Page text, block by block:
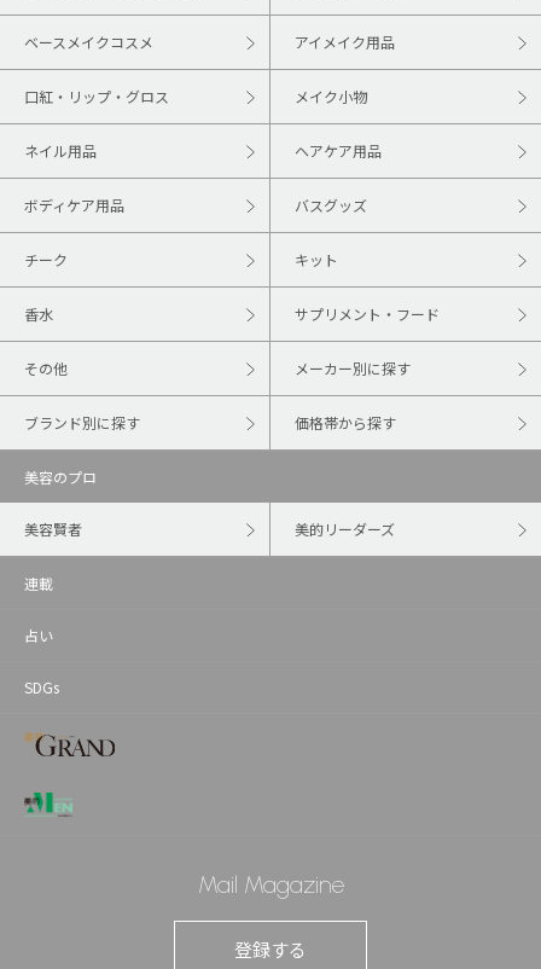
ベースメイクコスメ アイメイク用品
口紅・リップ・グロス メイク小物
ネイル用品 ヘアケア用品
ボディケア用品 バスグッズ
チーク キット
香水 サプリメント・フード
その他 メーカー別に探す
ブランド別に探す 価格帯から探す
美容のプロ
美容賢者 美的リーダーズ
連載
占い
SDGs
Mail Magazine
登録する